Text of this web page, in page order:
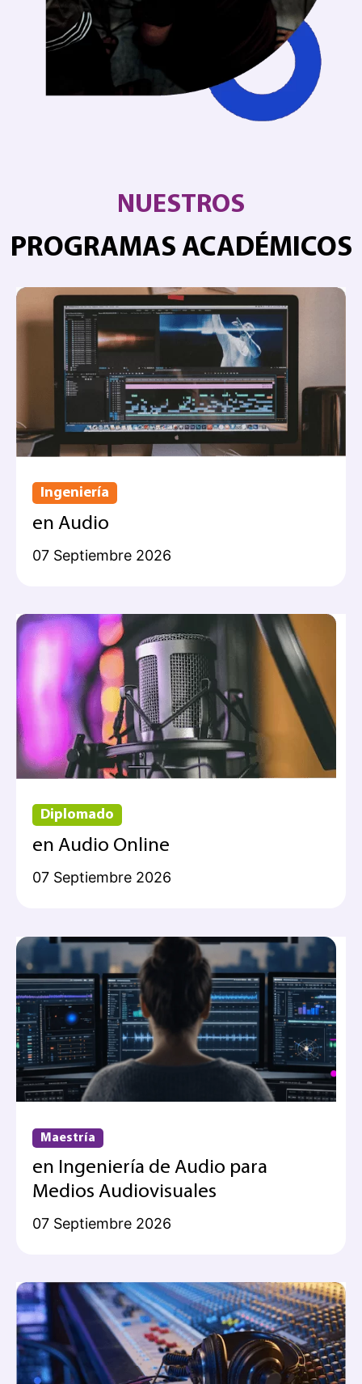
NUESTROS
PROGRAMAS ACADÉMICOS
Ingeniería
en Audio
07 Septiembre 2026
Diplomado
en Audio Online
07 Septiembre 2026
Maestría
en Ingeniería de Audio para
Medios Audiovisuales
07 Septiembre 2026